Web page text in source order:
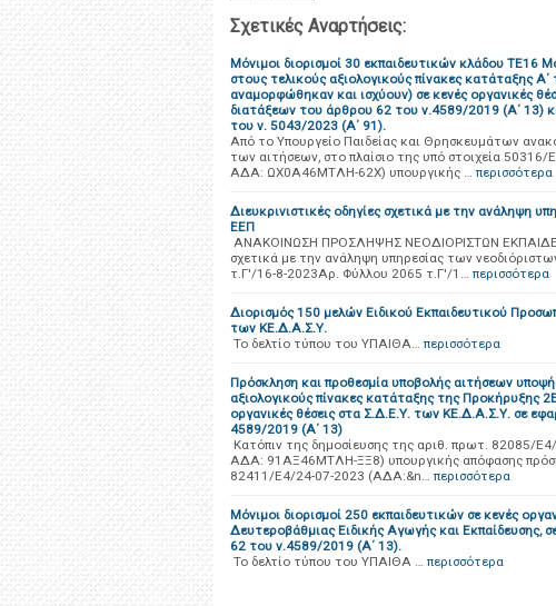
Σχετικές Αναρτήσεις:
Μόνιμοι διορισμοί 30 εκπαιδευτικών κλάδου
στους τελικούς αξιολογικούς πίνακες κατάταξης
αναμορφώθηκαν και ισχύουν) σε κενές οργανικές
διατάξεων του άρθρου 62 του ν.4589/2019 (Α΄ 13)
του ν. 5043/2023 (Α΄ 91).
Από το Υπουργείο Παιδείας και Θρησκευμάτων
των αιτήσεων, στο πλαίσιο της υπό στοιχεία
ΑΔΑ: ΩΧ0Α46ΜΤΛΗ-62Χ) υπουργικής … περισσότερα
Διευκρινιστικές οδηγίες σχετικά με την ανάληψη
ΕΕΠ
ΑΝΑΚΟΙΝΩΣΗ ΠΡΟΣΛΗΨΗΣ ΝΕΟΔΙΟΡΙΣΤΩΝ
σχετικά με την ανάληψη υπηρεσίας των
τ.Γ'/16-8-2023Αρ. Φύλλου 2065 τ.Γ'/1… περισσότερα
Διορισμός 150 μελών Ειδικού Εκπαιδευτικού
των ΚΕ.Δ.Α.Σ.Υ.
Το δελτίο τύπου του ΥΠΑΙΘΑ… περισσότερα
Πρόσκληση και προθεσμία υποβολής αιτήσεων
αξιολογικούς πίνακες κατάταξης της Προκήρυξης
οργανικές θέσεις στα Σ.Δ.Ε.Υ. των ΚΕ.Δ.Α.Σ.Υ. σε
4589/2019 (Α΄ 13)
Κατόπιν της δημοσίευσης της αριθ. πρωτ. 82085/
ΑΔΑ: 91ΑΞ46ΜΤΛΗ-ΞΞ8) υπουργικής απόφασης
82411/Ε4/24-07-2023 (ΑΔΑ:&n… περισσότερα
Μόνιμοι διορισμοί 250 εκπαιδευτικών σε κενές
Δευτεροβάθμιας Ειδικής Αγωγής και
62 του ν.4589/2019 (Α΄ 13).
Το δελτίο τύπου του ΥΠΑΙΘΑ … περισσότερα